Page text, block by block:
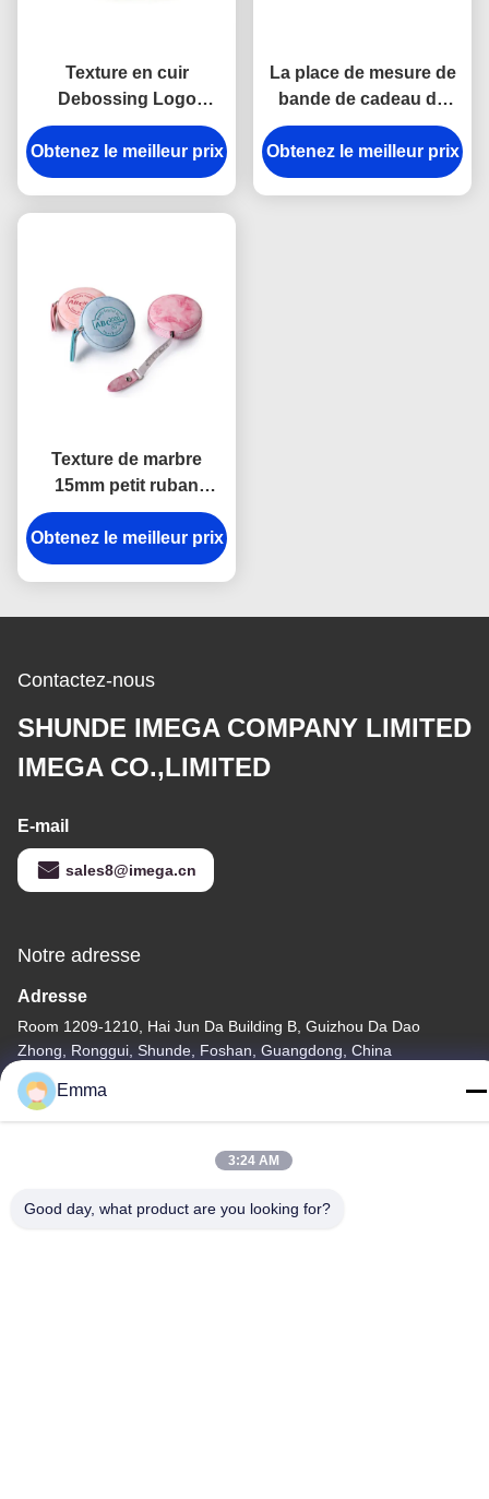
Texture en cuir
Debossing Logo
Souvenir d'unité
centrale Mini
Retractable Tape
Obtenez le meilleur prix
La place de mesure de
bande de cadeau de
Debossing a gravé
l'unité centrale en refief
d'ABS de logo
Obtenez le meilleur prix
Texture de marbre
15mm petit ruban
métrique escamotable
de corps de logo de
Debossing
Obtenez le meilleur prix
Contactez-nous
SHUNDE IMEGA COMPANY LIMITED
IMEGA CO.,LIMITED
E-mail
sales8@imega.cn
Notre adresse
Adresse
Room 1209-1210, Hai Jun Da Building B, Guizhou Da Dao
Zhong, Ronggui, Shunde, Foshan, Guangdong, China
Télégramme
86-15816904632
Emma
3:24 AM
Good day, what product are you looking for?